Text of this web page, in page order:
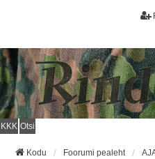
KKK Otsi
Kodu Foorumi pealeht